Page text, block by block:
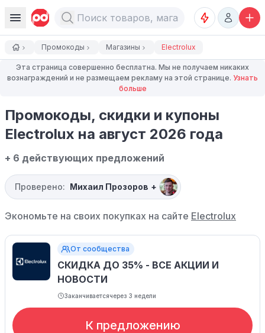
Промокоды Магазины Electrolux
Эта страница совершенно бесплатна. Мы не получаем никаких
вознаграждений и не размещаем рекламу на этой странице. Узнать
больше
Промокоды, скидки и купоны
Electrolux на август 2026 года
+ 6 действующих предложений
Проверено: Михаил Прозоров +
Экономьте на своих покупках на сайте Electrolux
От сообщества
СКИДКА ДО 35% - ВСЕ АКЦИИ И
НОВОСТИ
Заканчиваетсячерез 3 недели
К предложению